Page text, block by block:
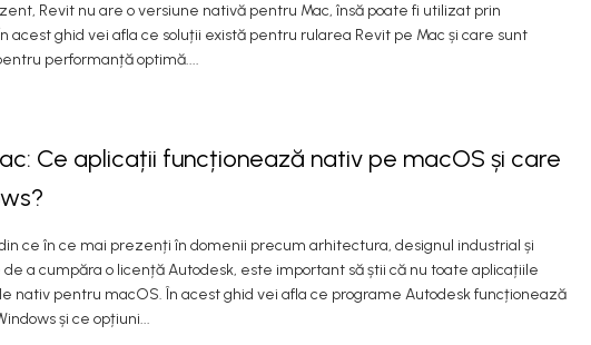
Revit nu are o versiune nativă pentru Mac, însă poate fi utilizat prin
acest ghid vei afla ce soluții există pentru rularea Revit pe Mac și care sunt
performanță optimă....
Ce aplicații funcționează nativ pe macOS și care
ce în ce mai prezenți în domenii precum arhitectura, designul industrial și
de a cumpăra o licență Autodesk, este important să știi că nu toate aplicațiile
nativ pentru macOS. În acest ghid vei afla ce programe Autodesk funcționează
și ce opțiuni...